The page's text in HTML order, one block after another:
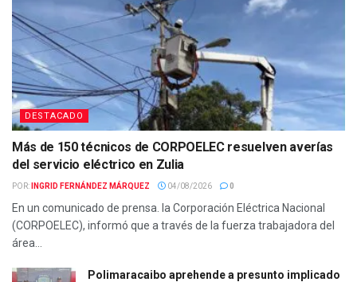
DESTACADO
Más de 150 técnicos de CORPOELEC resuelven averías
del servicio eléctrico en Zulia
POR: INGRID FERNÁNDEZ MÁRQUEZ 04/08/2026 0
En un comunicado de prensa. la Corporación Eléctrica Nacional
(CORPOELEC), informó que a través de la fuerza trabajadora del
área...
Polimaracaibo aprehende a presunto implicado